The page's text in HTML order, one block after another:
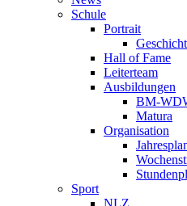
Schule
Portrait
Hall of Fame
Leiterteam
Ausbildungen
BM-
Matura
Organisation
Sport